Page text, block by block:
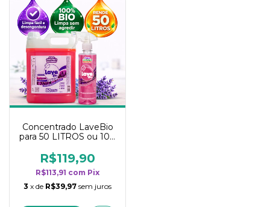
Concentrado LaveBio
para 50 LITROS ou 100
rendimento da
categoria - Lavanda
R$119,90
R$113,91 com Pix
3 x de R$39,97 sem juros